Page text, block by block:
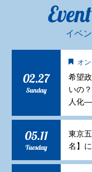
イベ
02.27
Sunday
オ
希望
いの
人化
05.11
Tuesday
東京
名】